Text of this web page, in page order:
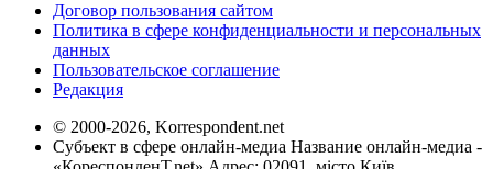
Договор пользования сайтом
Политика в сфере конфиденциальности и персональных
данных
Пользовательское соглашение
Редакция
© 2000-2026, Korrespondent.net
Субъект в сфере онлайн-медиа Название онлайн-медиа -